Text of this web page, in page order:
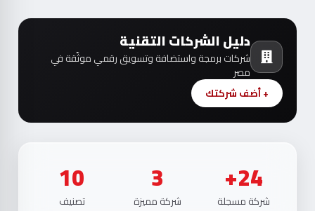
دليل الشركات التقنية
شركات برمجة واستضافة وتسويق رقمي موثّقة في
مصر
+ أضف شركتك
24+
شركة مسجلة
3
شركة مميزة
10
تصنيف